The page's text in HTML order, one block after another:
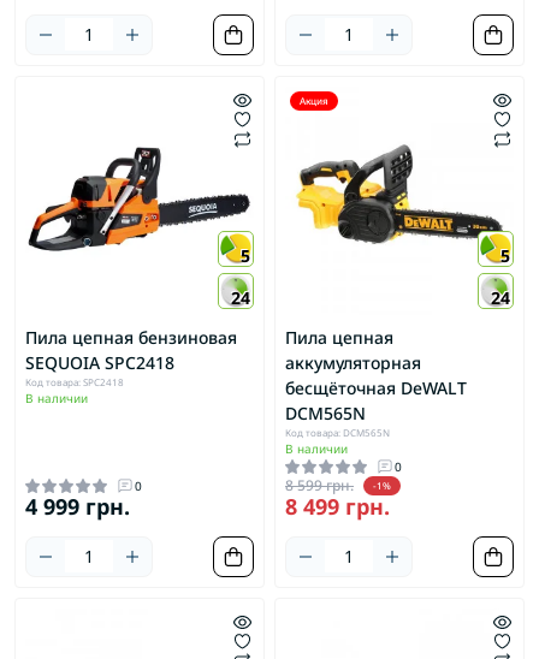
5
24
Пила цепная бензиновая
SEQUOIA SPC2418
Код товара: SPC2418
В наличии
0
4 999 грн.
Акция
5
24
Пила цепная
аккумуляторная
бесщёточная DeWALT
DCM565N
Код товара: DCM565N
В наличии
0
8 599 грн. -1%
8 499 грн.